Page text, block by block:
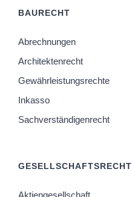
BAURECHT
Abrechnungen
Architektenrecht
Gewährleistungsrechte
Inkasso
Sachverständigenrecht
GESELLSCHAFTSRECHT
Aktiengesellschaft